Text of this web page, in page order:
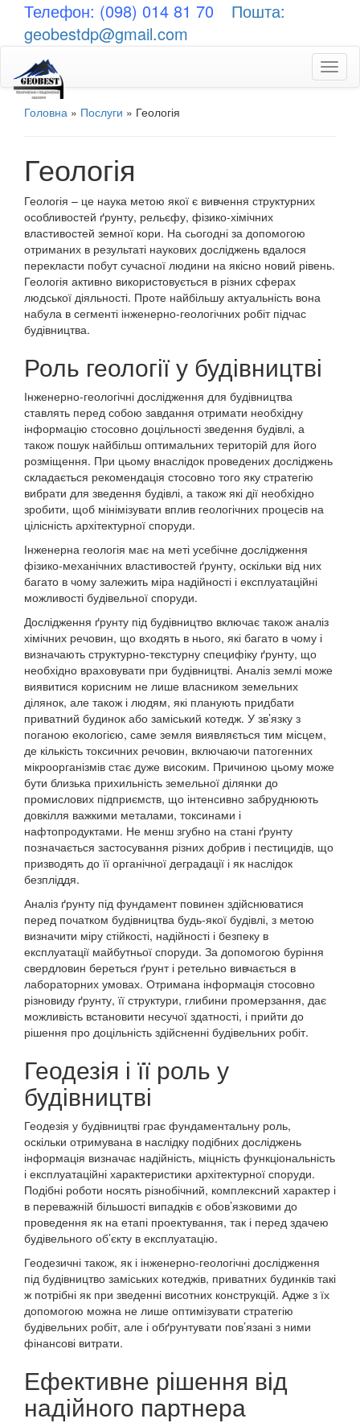
Телефон: (098) 014 81 70
Пошта:
geobestdp@gmail.com
Головна » Послуги » Геологія
Геологія
Геологія – це наука метою якої є вивчення структурних
особливостей ґрунту, рельєфу, фізико-хімічних
властивостей земної кори. На сьогодні за допомогою
отриманих в результаті наукових досліджень вдалося
перекласти побут сучасної людини на якісно новий рівень.
Геологія активно використовується в різних сферах
людської діяльності. Проте найбільшу актуальність вона
набула в сегменті інженерно-геологічних робіт підчас
будівництва.
Роль геології у будівництві
Інженерно-геологічні дослідження для будівництва
ставлять перед собою завдання отримати необхідну
інформацію стосовно доцільності зведення будівлі, а
також пошук найбільш оптимальних територій для його
розміщення. При цьому внаслідок проведених досліджень
складається рекомендація стосовно того яку стратегію
вибрати для зведення будівлі, а також які дії необхідно
зробити, щоб мінімізувати вплив геологічних процесів на
цілісність архітектурної споруди.
Інженерна геологія має на меті усебічне дослідження
фізико-механічних властивостей ґрунту, оскільки від них
багато в чому залежить міра надійності і експлуатаційні
можливості будівельної споруди.
Дослідження ґрунту під будівництво включає також аналіз
хімічних речовин, що входять в нього, які багато в чому і
визначають структурно-текстурну специфіку ґрунту, що
необхідно враховувати при будівництві. Аналіз землі може
виявитися корисним не лише власником земельних
ділянок, але також і людям, які планують придбати
приватний будинок або заміський котедж. У зв’язку з
поганою екологією, саме земля виявляється тим місцем,
де кількість токсичних речовин, включаючи патогенних
мікроорганізмів стає дуже високим. Причиною цьому може
бути близька прихильність земельної ділянки до
промислових підприємств, що інтенсивно забруднюють
довкілля важкими металами, токсинами і
нафтопродуктами. Не менш згубно на стані ґрунту
позначається застосування різних добрив і пестицидів, що
призводять до її органічної деградації і як наслідок
безпліддя.
Аналіз ґрунту під фундамент повинен здійснюватися
перед початком будівництва будь-якої будівлі, з метою
визначити міру стійкості, надійності і безпеку в
експлуатації майбутньої споруди. За допомогою буріння
свердловин береться ґрунт і ретельно вивчається в
лабораторних умовах. Отримана інформація стосовно
різновиду ґрунту, її структури, глибини промерзання, дає
можливість встановити несучої здатності, і прийти до
рішення про доцільність здійсненні будівельних робіт.
Геодезія і її роль у
будівництві
Геодезія у будівництві грає фундаментальну роль,
оскільки отримувана в наслідку подібних досліджень
інформація визначає надійність, міцність функціональність
і експлуатаційні характеристики архітектурної споруди.
Подібні роботи носять різнобічний, комплексний характер і
в переважній більшості випадків є обов’язковими до
проведення як на етапі проектування, так і перед здачею
будівельного об’єкту в експлуатацію.
Геодезичні також, як і інженерно-геологічні дослідження
під будівництво заміських котеджів, приватних будинків такі
ж потрібні як при зведенні висотних конструкцій. Адже з їх
допомогою можна не лише оптимізувати стратегію
будівельних робіт, але і обґрунтувати пов’язані з ними
фінансові витрати.
Ефективне рішення від
надійного партнера